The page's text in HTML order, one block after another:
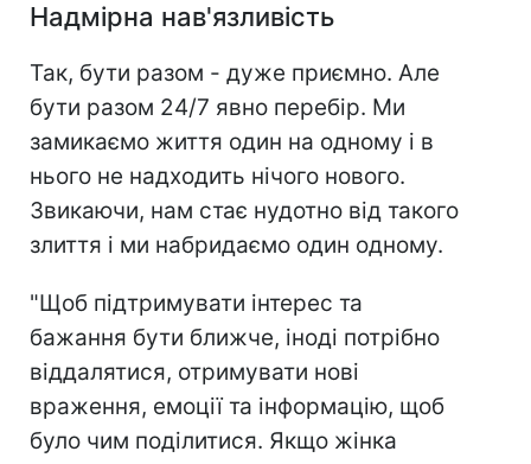
Надмірна нав'язливість
Так, бути разом - дуже приємно. Але
бути разом 24/7 явно перебір. Ми
замикаємо життя один на одному і в
нього не надходить нічого нового.
Звикаючи, нам стає нудотно від такого
злиття і ми набридаємо один одному.
"Щоб підтримувати інтерес та
бажання бути ближче, іноді потрібно
віддалятися, отримувати нові
враження, емоції та інформацію, щоб
було чим поділитися. Якщо жінка